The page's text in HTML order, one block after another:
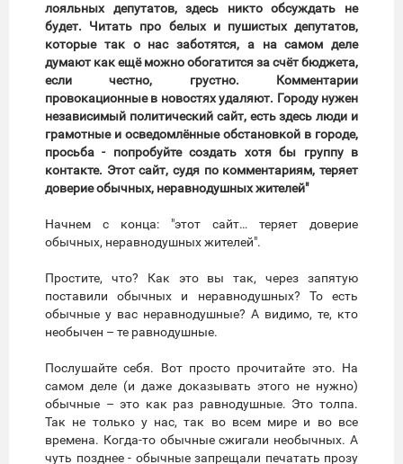
лояльных депутатов, здесь никто обсуждать не
будет. Читать про белых и пушистых депутатов,
которые так о нас заботятся, а на самом деле
думают как ещё можно обогатится за счёт бюджета,
если честно, грустно. Комментарии
провокационные в новостях удаляют. Городу нужен
независимый политический сайт, есть здесь люди и
грамотные и осведомлённые обстановкой в городе,
просьба - попробуйте создать хотя бы группу в
контакте. Этот сайт, судя по комментариям, теряет
доверие обычных, неравнодушных жителей"
Начнем с конца: "этот сайт… теряет доверие
обычных, неравнодушных жителей".
Простите, что? Как это вы так, через запятую
поставили обычных и неравнодушных? То есть
обычные у вас неравнодушные? А видимо, те, кто
необычен – те равнодушные.
Послушайте себя. Вот просто прочитайте это. На
самом деле (и даже доказывать этого не нужно)
обычные – это как раз равнодушные. Это толпа.
Так не только у нас, так во всем мире и во все
времена. Когда-то обычные сжигали необычных. А
чуть позднее - обычные запрещали печатать прозу